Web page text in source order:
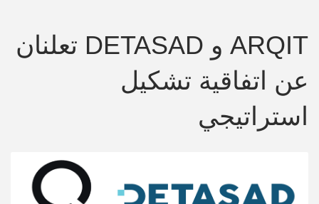
ARQIT و DETASAD تعلنان
عن اتفاقية تشكيل
استراتيجي